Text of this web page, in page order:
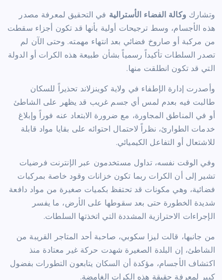
وتشارك وكالة الفضاء الأسترالية في التحقيق لمعرفة مصدر
هذه الأجسام، وسط ترجيحات أولية بأنها قد تكون أجزاء سقطت
من مركبة أو صاروخ فضائي بعد انتهاء مهمته. وحتى الآن لم
تصدر السلطات تأكيداً رسمياً بشأن طبيعة هذه الكرات أو الدولة
التي قد تكون انطلقت منها.
وأصدرت إدارة الإطفاء في ولاية كوينزلاند تحذيراً للسكان
طالبت فيه بعدم لمس أي جسم غريب قد يظهر على الشاطئ
أو في المناطق المجاورة، مع ضرورة الابتعاد عنه فوراً وإبلاغ
خدمات الطوارئ، نظراً لاحتمال احتوائه على بقايا مواد قابلة
للاشتعال أو التفاعل الكيميائي.
وفي الوقت نفسه، تداول مستخدمون عبر الإنترنت فرضيات
تشير إلى أن الكرات ربما تكون خزانات وقود خاصة بمركبات
فضائية، وهي مكونات قد تحتفظ بكميات صغيرة من مواد دافعة
شديدة الخطورة حتى بعد سقوطها على الأرض، ما يفسر
الإجراءات الاحترازية المشددة التي اتخذتها السلطات.
من جانبها، قالت ليزا سكوبي، صاحبة أحد المتاجر القريبة من
الشاطئ، إن البلدة الصغيرة شهدت حركة غير معتادة منذ
اكتشاف الأجسام، مؤكدة أن السكان يتابعون التطورات بفضول
كبير لمعرفة حقيقة هذه الكرات الغامضة.